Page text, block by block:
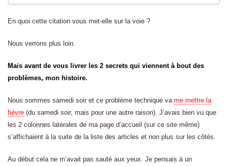
En quoi cette citation vous met-elle sur la voie ?
Nous verrons plus loin.
Mais avant de vous livrer les 2 secrets qui viennent à bout des
problèmes, mon histoire.
Nous sommes samedi soir et ce problème technique va me mettre la
fièvre (du samedi soir, mais pour une autre raison). J’avais bien vu que
les 2 colonnes latérales de ma page d’accueil (sur ce site même)
s’affichaient à la suite de la liste des articles et non plus sur les côtés.
Au début cela ne m’avait pas sauté aux yeux. Je pensais à un